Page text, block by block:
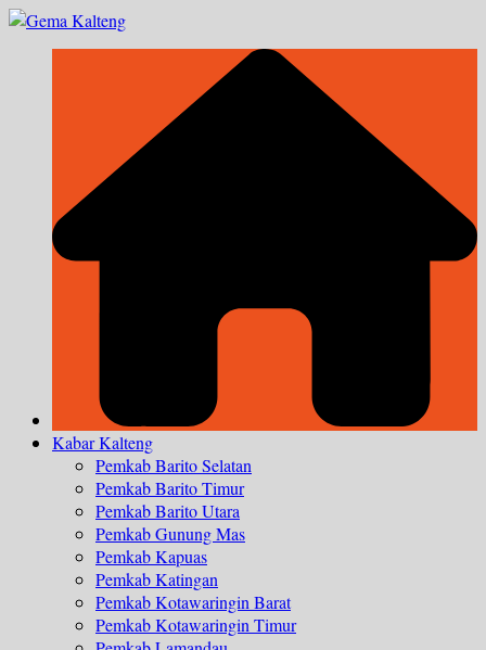
Skip
Kabar Kalteng
Pemkab Barito Selatan
Pemkab Barito Timur
Pemkab Barito Utara
Pemkab Gunung Mas
Pemkab Kapuas
Pemkab Katingan
Pemkab Kotawaringin Barat
Pemkab Kotawaringin Timur